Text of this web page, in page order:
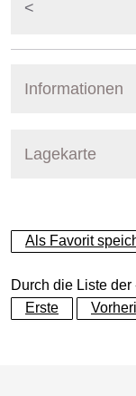
Informationen
Lagekarte
+
−
Als Favorit
Durch die Liste
Erste